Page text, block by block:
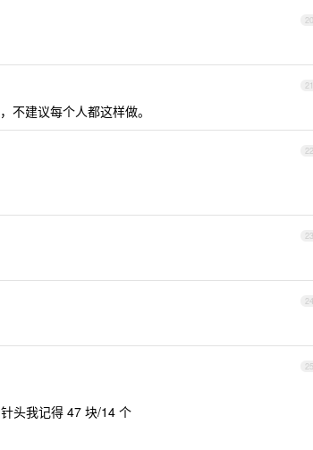
20
21
不建议每个人都这样做。
22
23
24
25
头我记得 47 块/14 个